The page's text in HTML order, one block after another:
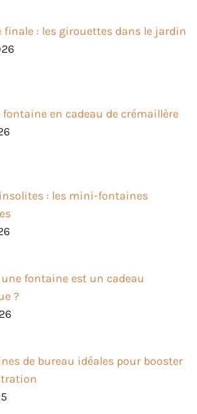
finale : les girouettes dans le jardin
en cadeau de crémaillère
: les mini-fontaines
fontaine est un cadeau
?
de bureau idéales pour booster